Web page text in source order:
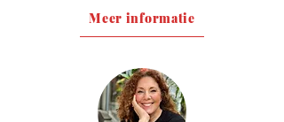
Meer informatie